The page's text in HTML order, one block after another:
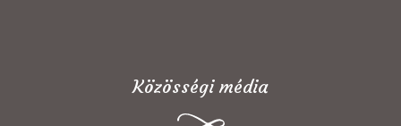
Közösségi média